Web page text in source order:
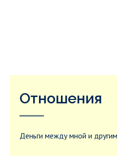
Отношения
Деньги между мной и